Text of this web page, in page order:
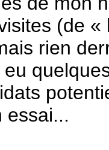
(de
rien
essai...